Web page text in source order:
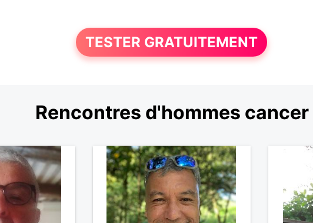
TESTER GRATUITEMENT
Rencontres d'hommes cancer